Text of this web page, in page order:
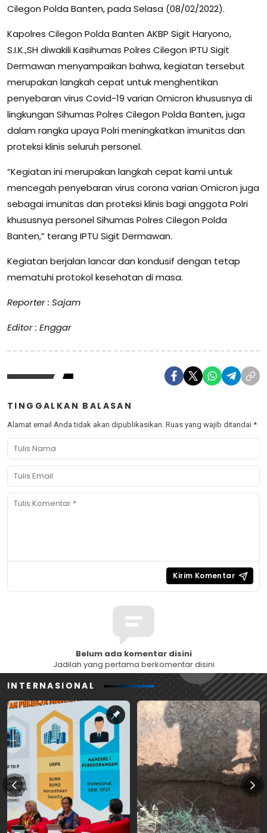
Cilegon Polda Banten, pada Selasa (08/02/2022).
Kapolres Cilegon Polda Banten AKBP Sigit Haryono,
S.I.K.,SH diwakili Kasihumas Polres Cilegon IPTU Sigit
Dermawan menyampaikan bahwa, kegiatan tersebut
merupakan langkah cepat untuk menghentikan
penyebaran virus Covid-19 varian Omicron khususnya di
lingkungan Sihumas Polres Cilegon Polda Banten, juga
dalam rangka upaya Polri meningkatkan imunitas dan
proteksi klinis seluruh personel.
“Kegiatan ini merupakan langkah cepat kami untuk
mencegah penyebaran virus corona varian Omicron juga
sebagai imunitas dan proteksi klinis bagi anggota Polri
khususnya personel Sihumas Polres Cilegon Polda
Banten,” terang IPTU Sigit Dermawan.
Kegiatan berjalan lancar dan kondusif dengan tetap
mematuhi protokol kesehatan di masa.
Reporter : Sajam
Editor : Enggar
TINGGALKAN BALASAN
Alamat email Anda tidak akan dipublikasikan. Ruas yang wajib ditandai *
Belum ada komentar disini
Jadilah yang pertama berkomentar disini
INTERNASIONAL